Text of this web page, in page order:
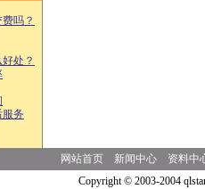
吗？
处？
务
网站首页 新闻中心
资料中
Copyright © 2003-2004